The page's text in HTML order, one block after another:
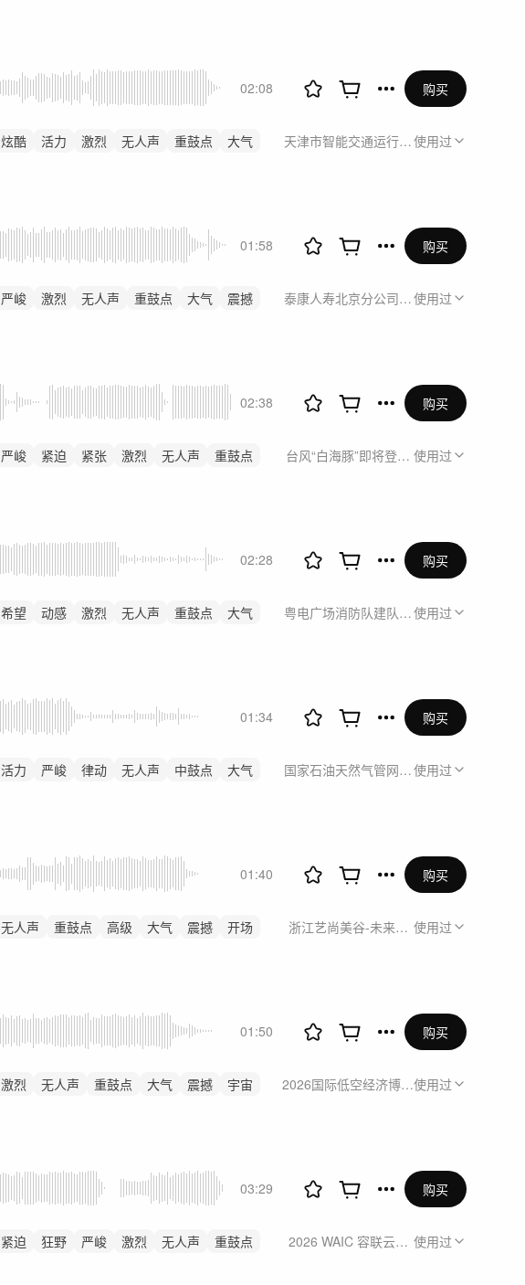
02:08
炫酷 活力 激烈 无人声 重鼓点
大气
购买
天津市智能交通运行监测中心《天津市综
使用过
01:58
严峻 激烈 无人声 重鼓点 大气
震撼
购买
泰康人寿北京分公司宣传视频
使用过
02:38
严峻 紧迫 紧张 激烈 无人声
重鼓点
购买
台风“白海豚”即将登陆 这场紧急消缺赶在
使用过
02:28
希望 动感 激烈 无人声 重鼓点
大气
购买
粤电广场消防队建队宣传使用过
01:34
活力 严峻 律动 无人声 中鼓点
大气
购买
国家石油天然气管网集团有限公司建设项
使用过
01:40
无人声 重鼓点 高级 大气 震撼
开场
购买
浙江艺尚美谷-未来愿景系列主题视频
使用过
01:50
激烈 无人声 重鼓点 大气 震撼
宇宙
购买
2026国际低空经济博览会沃兰特展台视频
使用过
03:29
紧迫 狂野 严峻 激烈 无人声
重鼓点
购买
2026 WAIC 容联云企业级Agent的进化与
使用过